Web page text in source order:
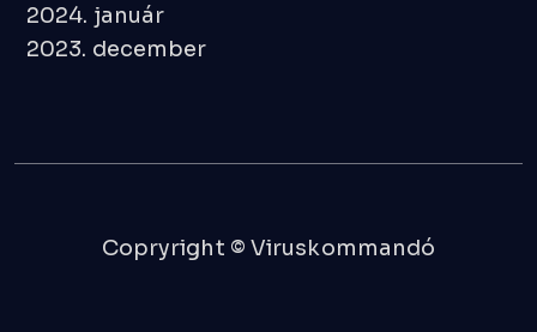
2024. január
2023. december
Copryright © Viruskommandó